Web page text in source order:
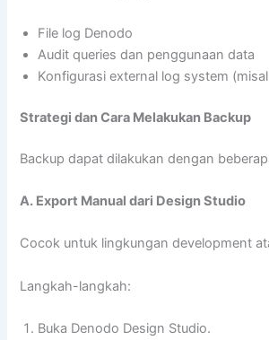
File log Denodo
Audit queries dan penggunaan data
Konfigurasi external log system
Strategi dan Cara Melakukan Backup
Backup dapat dilakukan dengan
A. Export Manual dari Design Studio
Cocok untuk lingkungan development
Langkah-langkah:
Buka Denodo Design Studio.